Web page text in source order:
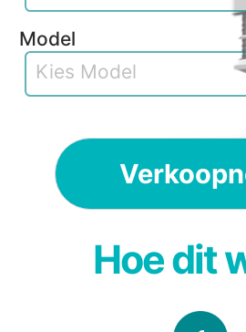
Model
Kies Model
Hoedit